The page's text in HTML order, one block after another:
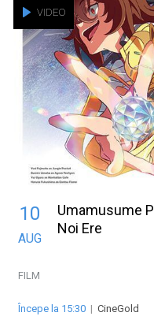
VIDEO
10
AUG
Umamusume
Noi Ere
FILM
Începe la 15:30 | CineGold